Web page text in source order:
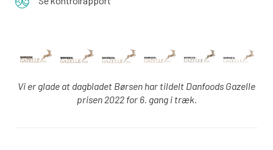
Vi er glade at dagbladet Børsen har tildelt Danfoods Gazelle
prisen 2022 for 6. gang i træk.